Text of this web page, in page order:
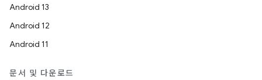
Android 13
Android 12
Android 11
문서 및 다운로드